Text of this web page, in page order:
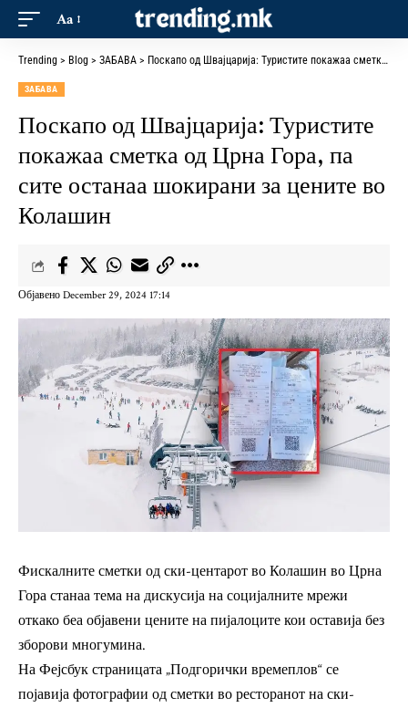
Aa
Trending > Blog > ЗАБАВА > Поскапо од Швајцарија: Туристите покажаа сметка од Црна Гора, па сите останаа шокирани за цените во Колашин
ЗАБАВА
Поскапо од Швајцарија: Туристите
покажаа сметка од Црна Гора, па
сите останаа шокирани за цените во
Колашин
Објавено December 29, 2024 17:14
Фискалните сметки од ски-центарот во Колашин во Црна
Гора станаа тема на дискусија на социјалните мрежи
откако беа објавени цените на пијалоците кои оставија без
зборови многумина.
На Фејсбук страницата „Подгорички времеплов“ се
појавија фотографии од сметки во ресторанот на ски-